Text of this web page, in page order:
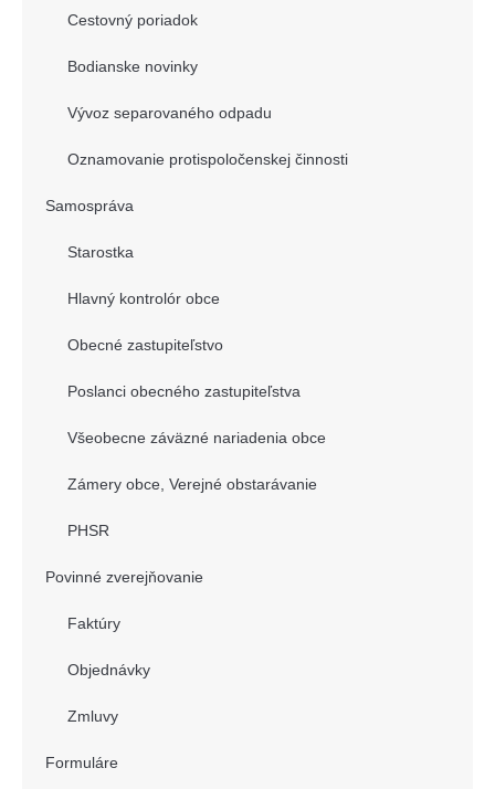
Cestovný poriadok
Bodianske novinky
Vývoz separovaného odpadu
Oznamovanie protispoločenskej činnosti
Samospráva
Starostka
Hlavný kontrolór obce
Obecné zastupiteľstvo
Poslanci obecného zastupiteľstva
Všeobecne záväzné nariadenia obce
Zámery obce, Verejné obstarávanie
PHSR
Povinné zverejňovanie
Faktúry
Objednávky
Zmluvy
Formuláre